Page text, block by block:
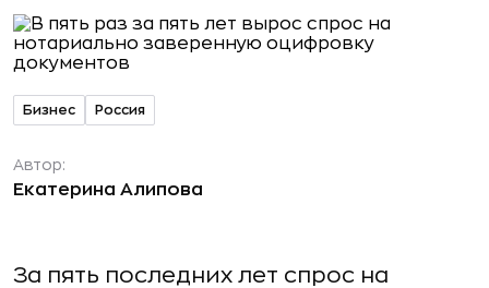
Бизнес Россия
Автор:
Екатерина Алипова
За пять последних лет спрос на